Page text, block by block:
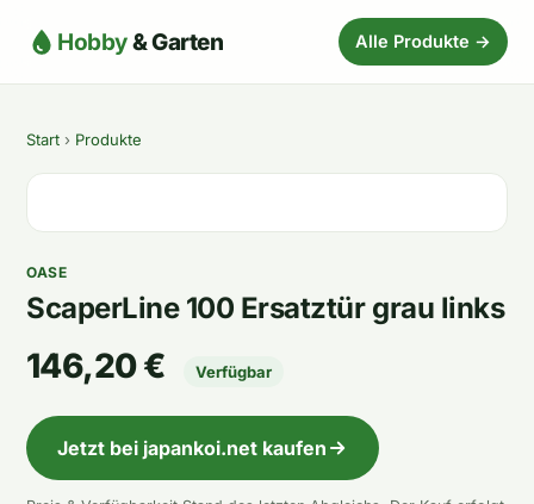
Hobby& Garten Alle Produkte →
Start › Produkte
OASE
ScaperLine 100 Ersatztür grau links
146,20 € Verfügbar
Jetzt bei japankoi.net kaufen